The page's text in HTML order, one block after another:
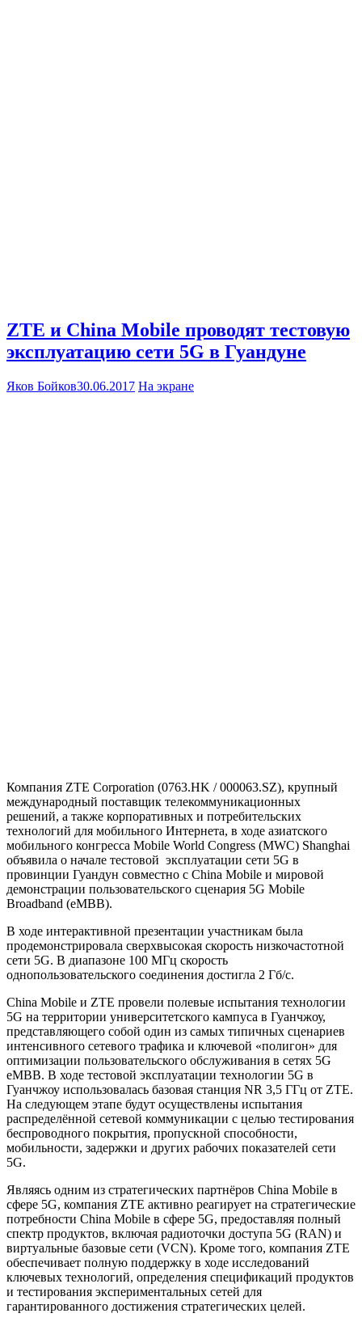
ZTE и China Mobile проводят тестовую
эксплуатацию сети 5G в Гуандуне
Яков Бойков30.06.2017 На экране
Компания ZTE Corporation (0763.HK / 000063.SZ), крупный
международный поставщик телекоммуникационных
решений, а также корпоративных и потребительских
технологий для мобильного Интернета, в ходе азиатского
мобильного конгресса Mobile World Congress (MWC) Shanghai
объявила о начале тестовой эксплуатации сети 5G в
провинции Гуандун совместно с China Mobile и мировой
демонстрации пользовательского сценария 5G Mobile
Broadband (eMBB).
В ходе интерактивной презентации участникам была
продемонстрировала сверхвысокая скорость низкочастотной
сети 5G. В диапазоне 100 МГц скорость
однопользовательского соединения достигла 2 Гб/с.
China Mobile и ZTE провели полевые испытания технологии
5G на территории университетского кампуса в Гуанчжоу,
представляющего собой один из самых типичных сценариев
интенсивного сетевого трафика и ключевой «полигон» для
оптимизации пользовательского обслуживания в сетях 5G
eMBB. В ходе тестовой эксплуатации технологии 5G в
Гуанчжоу использовалась базовая станция NR 3,5 ГГц от ZTE.
На следующем этапе будут осуществлены испытания
распределённой сетевой коммуникации с целью тестирования
беспроводного покрытия, пропускной способности,
мобильности, задержки и других рабочих показателей сети
5G.
Являясь одним из стратегических партнёров China Mobile в
сфере 5G, компания ZTE активно реагирует на стратегические
потребности China Mobile в сфере 5G, предоставляя полный
спектр продуктов, включая радиоточки доступа 5G (RAN) и
виртуальные базовые сети (VCN). Кроме того, компания ZTE
обеспечивает полную поддержку в ходе исследований
ключевых технологий, определения спецификаций продуктов
и тестирования экспериментальных сетей для
гарантированного достижения стратегических целей.